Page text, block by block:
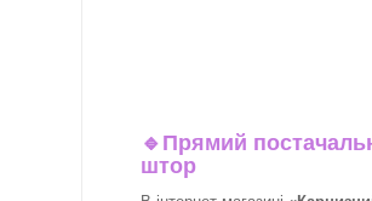
🔹 Прямий
штор